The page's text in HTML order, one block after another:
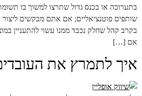
בתערוכה או בכנס גדול שתרצו למשוך בו
שותפים פוטנציאליים; אם אתם מבקשים ליצור
בקרב קהל שחלק נכבד ממנו עשוי להתעניין
אם […]
איך לתמרץ את